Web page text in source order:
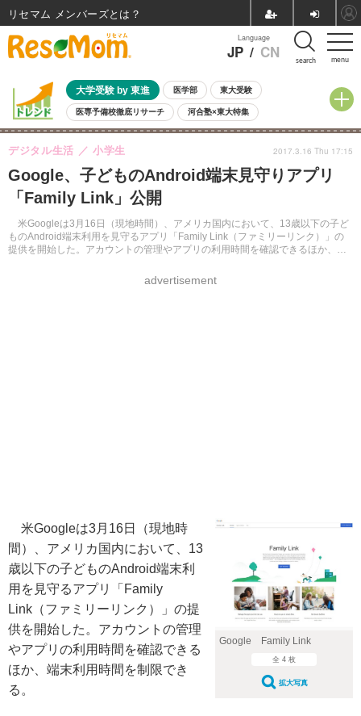
menu
Language
JP / CN search
大学受験 by 東進 医学部 東大受験
医専予備校徹底リサーチ 河合塾×東大特集
親子で考える大学選び 高校受験 中学受験 小学校受験
共通テスト 夏休み
8月開催イベント・WS 全国公立高校 過去問 人気記事
自由研究教材（小学生向け） 自由研究教材（中学生向け）
Google、子どものAndroid端末見守りアプリ
「Family Link」公開
米Googleは3月16日（現地時間）、アメリカ国内において、13歳以下の子ど
ものAndroid端末利用を見守るアプリ「Family Link（ファミリーリンク）」の
提供を開始した。アカウントの管理やアプリの利用時間を確認できるほか、端
デジタル生活 小学生
advertisement
2017.3.16 Thu 17:15
Google Family Link
全 4 枚
拡大写真
米Googleは3月16日（現地時
間）、アメリカ国内において、13
歳以下の子どものAndroid端末利
用を見守るアプリ「Family
Link（ファミリーリンク）」の提
供を開始した。アカウントの管理
やアプリの利用時間を確認できる
ほか、端末利用時間を制限でき
る。
リセマム メンバーズ